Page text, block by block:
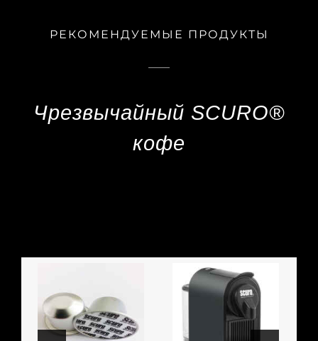
РЕКОМЕНДУЕМЫЕ ПРОДУКТЫ
Чрезвычайный SCURO®
кофе